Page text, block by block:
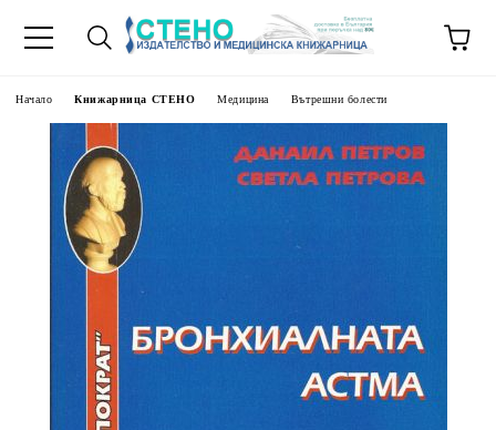
Начало Книжарница СТЕНО Медицина Вътрешни болести